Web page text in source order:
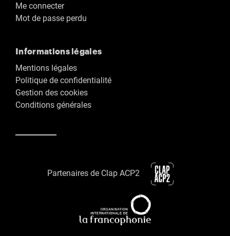
Me connecter
Mot de passe perdu
Informations légales
Mentions légales
Politique de confidentialité
Gestion des cookies
Conditions générales
Partenaires de Clap ACP2